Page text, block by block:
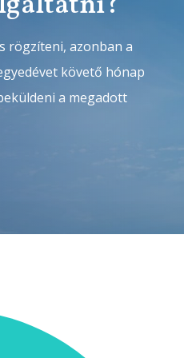
rögzíteni, azonban a
követő hónap
a megadott